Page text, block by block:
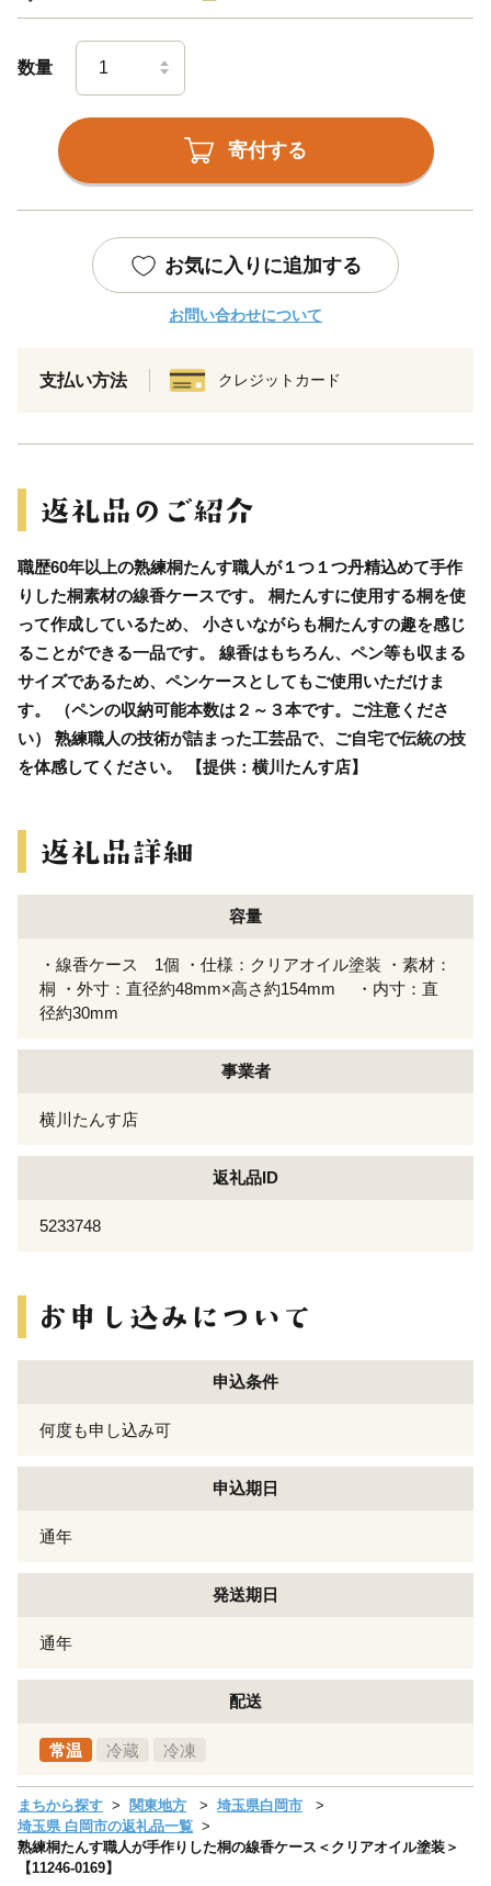
数量
寄付する
お気に入りに追加する
お問い合わせについて
支払い方法 クレジットカード
職歴60年以上の熟練桐たんす職人が１つ１つ丹精込めて手作
りした桐素材の線香ケースです。 桐たんすに使用する桐を使
って作成しているため、 小さいながらも桐たんすの趣を感じ
ることができる一品です。 線香はもちろん、ペン等も収まる
サイズであるため、ペンケースとしてもご使用いただけま
す。 （ペンの収納可能本数は２～３本です。ご注意くださ
い） 熟練職人の技術が詰まった工芸品で、ご自宅で伝統の技
を体感してください。 【提供：横川たんす店】
容量
・線香ケース 1個 ・仕様：クリアオイル塗装 ・素材：
桐 ・外寸：直径約48mm×高さ約154mm ・内寸：直
径約30mm
事業者
横川たんす店
返礼品ID
5233748
申込条件
何度も申し込み可
申込期日
通年
発送期日
通年
配送
常温 冷蔵 冷凍
まちから探す 関東地方
埼玉県白岡市
埼玉県 白岡市の返礼品一覧
熟練桐たんす職人が手作りした桐の線香ケース＜クリアオイル塗装＞
【11246-0169】